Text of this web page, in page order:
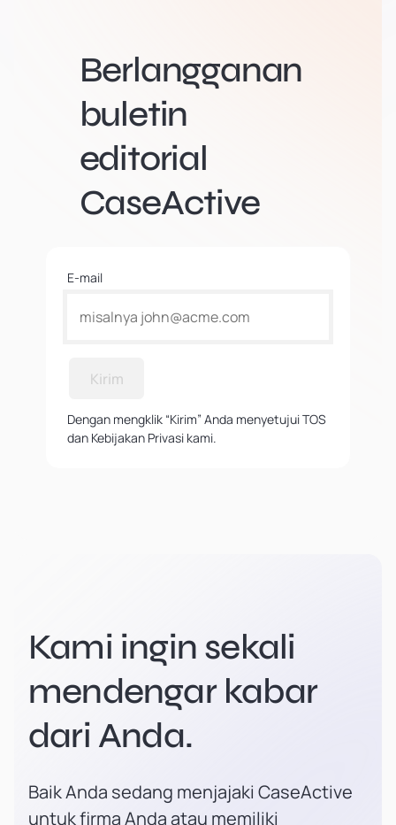
Berlangganan
buletin
editorial
CaseActive
E-mail
Kirim
Dengan mengklik “Kirim” Anda menyetujui TOS
dan Kebijakan Privasi kami.
Kami ingin sekali
mendengar kabar
dari Anda.
Baik Anda sedang menjajaki CaseActive
untuk firma Anda atau memiliki